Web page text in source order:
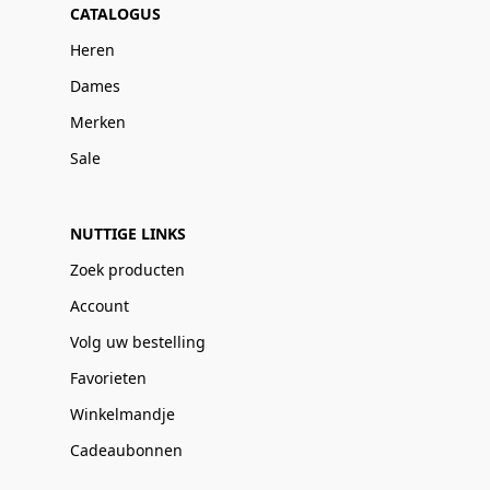
CATALOGUS
Heren
Dames
Merken
Sale
NUTTIGE LINKS
Zoek producten
Account
Volg uw bestelling
Favorieten
Winkelmandje
Cadeaubonnen